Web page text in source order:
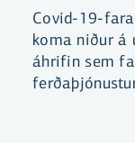
Covid-19-
koma niður á
áhrifin sem